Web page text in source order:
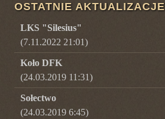
OSTATNIE AKTUALIZACJE
LKS "Silesius"
(7.11.2022 21:01)
Koło DFK
(24.03.2019 11:31)
Sołectwo
(24.03.2019 6:45)